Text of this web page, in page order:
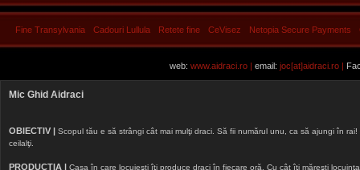
Fine Transylvania Cadouri Lullula Retete fine CeVisez Netopia Secure Payments
web: www.aidraci.ro | email: joc[at]aidraci.ro |
Mic Ghid Aidraci
OBIECTIV | Scopul tău e să strângi cât mai mulţi draci. Să fii numărul unu, ca să ajungi în
ceilalţi.
PRODUCȚIA | Casa în care locuieşti îţi produce draci în fiecare oră. Cu cât îţi măreşti